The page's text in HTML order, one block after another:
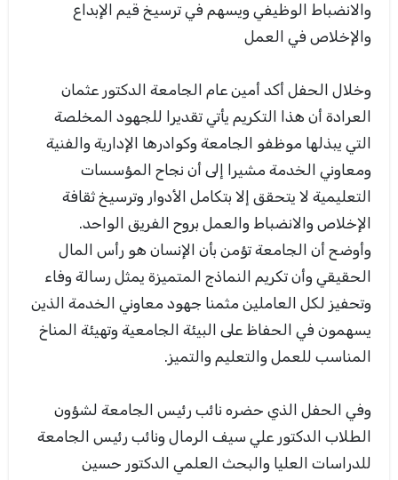
والانضباط الوظيفي ويسهم في ترسيخ قيم الإبداع
والإخلاص في العمل
وخلال الحفل أكد أمين عام الجامعة الدكتور عثمان
العرادة أن هذا التكريم يأتي تقديرا للجهود المخلصة
التي يبذلها موظفو الجامعة وكوادرها الإدارية والفنية
ومعاوني الخدمة مشيرا إلى أن نجاح المؤسسات
التعليمية لا يتحقق إلا بتكامل الأدوار وترسيخ ثقافة
الإخلاص والانضباط والعمل بروح الفريق الواحد.
وأوضح أن الجامعة تؤمن بأن الإنسان هو رأس المال
الحقيقي وأن تكريم النماذج المتميزة يمثل رسالة وفاء
وتحفيز لكل العاملين مثمنا جهود معاوني الخدمة الذين
يسهمون في الحفاظ على البيئة الجامعية وتهيئة المناخ
المناسب للعمل والتعليم والتميز.
وفي الحفل الذي حضره نائب رئيس الجامعة لشؤون
الطلاب الدكتور علي سيف الرمال ونائب رئيس الجامعة
للدراسات العليا والبحث العلمي الدكتور حسين